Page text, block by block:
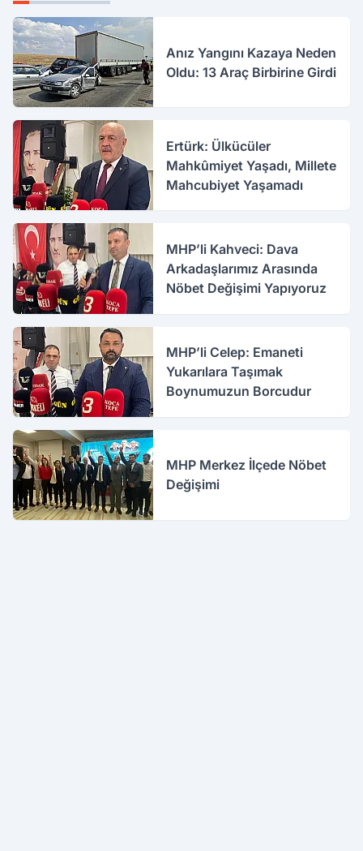
Anız Yangını Kazaya Neden
Oldu: 13 Araç Birbirine Girdi
Ertürk: Ülkücüler
Mahkûmiyet Yaşadı, Millete
Mahcubiyet Yaşamadı
MHP’li Kahveci: Dava
Arkadaşlarımız Arasında
Nöbet Değişimi Yapıyoruz
MHP’li Celep: Emaneti
Yukarılara Taşımak
Boynumuzun Borcudur
MHP Merkez İlçede Nöbet
Değişimi